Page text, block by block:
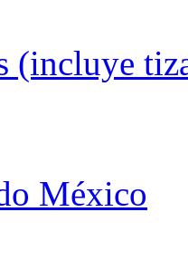
(incluye
México